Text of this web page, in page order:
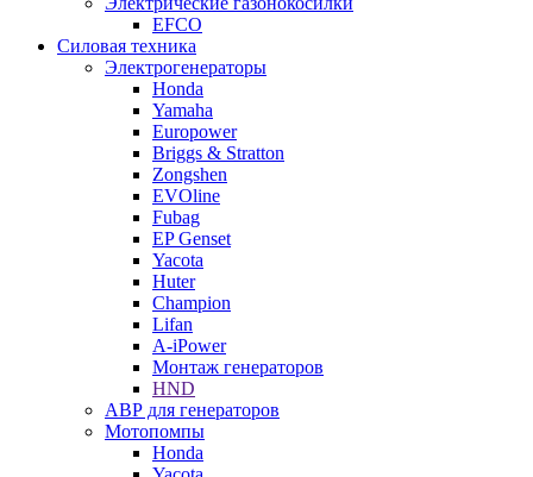
EFCO
Силовая техника
Электрогенераторы
Honda
Yamaha
Europower
Briggs & Stratton
Zongshen
EVOline
Fubag
EP Genset
Yacota
Huter
Champion
Lifan
A-iPower
Монтаж генераторов
HND
АВР для генераторов
Мотопомпы
Honda